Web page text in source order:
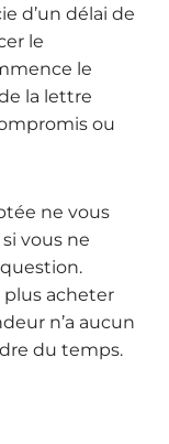
d’un délai de
le
le
la lettre
ou
ne vous
vous ne
plus acheter
n’a aucun
du temps.